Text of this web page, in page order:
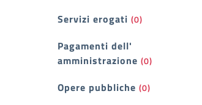
Servizi erogati (0)
Pagamenti dell'
amministrazione (0)
Opere pubbliche (0)